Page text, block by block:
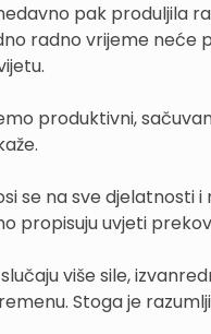
pak produljila
radno vrijeme
produktivni,
se na sve djelatnosti
propisuju uvjeti
više sile,
Stoga je